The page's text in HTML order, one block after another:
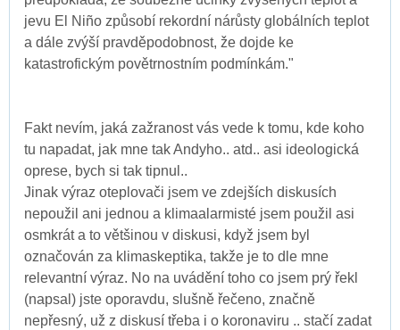
jevu El Niño způsobí rekordní nárůsty globálních teplot
a dále zvýší pravděpodobnost, že dojde ke
katastrofickým povětrnostním podmínkám."
Fakt nevím, jaká zažranost vás vede k tomu, kde koho
tu napadat, jak mne tak Andyho.. atd.. asi ideologická
oprese, bych si tak tipnul..
Jinak výraz oteplovači jsem ve zdejších diskusích
nepoužil ani jednou a klimaalarmisté jsem použil asi
osmkrát a to většinou v diskusi, když jsem byl
označován za klimaskeptika, takže je to dle mne
relevantní výraz. No na uvádění toho co jsem prý řekl
(napsal) jste oporavdu, slušně řečeno, značně
nepřesný, už z diskusí třeba i o koronaviru .. stačí zadat